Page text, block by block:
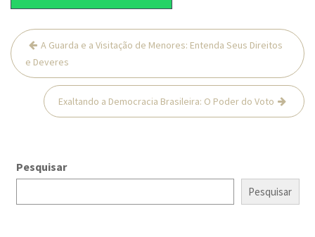
Navegação
de
Post
A Guarda e a Visitação de Menores: Entenda Seus Direitos
e Deveres
Exaltando a Democracia Brasileira: O Poder do Voto
Pesquisar
Pesquisar